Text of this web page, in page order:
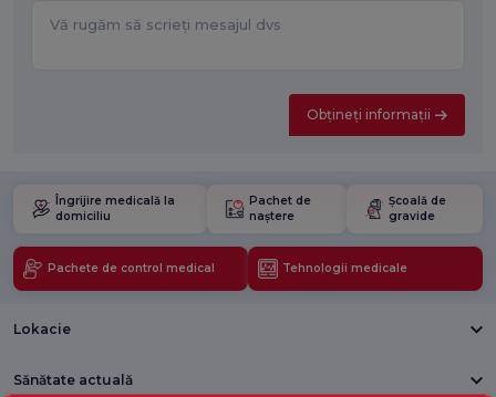
Obțineți informații
Îngrijire medicală la
domiciliu
Pachet de
naștere
Școală de
gravide
Pachete de control medical Tehnologii medicale
Lokacie
Sănătate actuală